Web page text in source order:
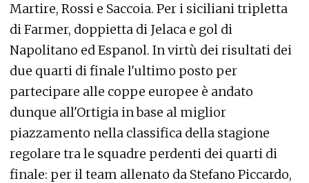
Martire, Rossi e Saccoia. Per i siciliani tripletta
di Farmer, doppietta di Jelaca e gol di
Napolitano ed Espanol. In virtù dei risultati dei
due quarti di finale l'ultimo posto per
partecipare alle coppe europee è andato
dunque all'Ortigia in base al miglior
piazzamento nella classifica della stagione
regolare tra le squadre perdenti dei quarti di
finale: per il team allenato da Stefano Piccardo,